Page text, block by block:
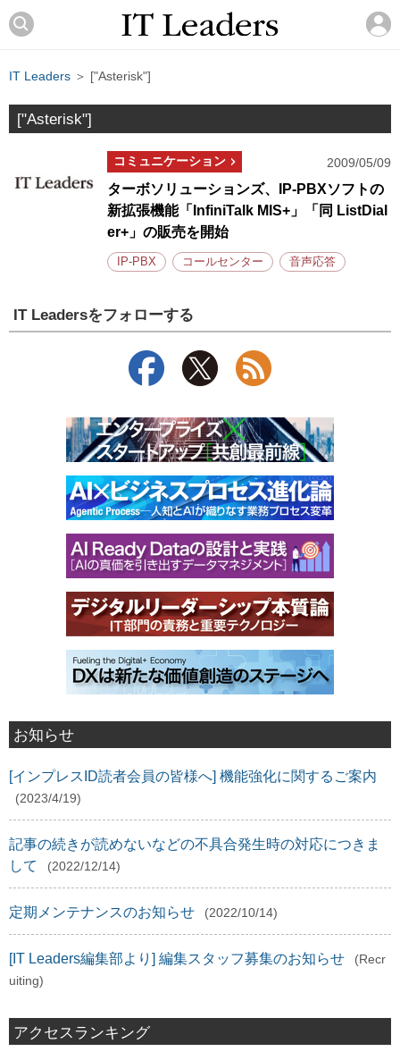
IT Leaders ＞ ["Asterisk"]
["Asterisk"]
コミュニケーション 2009/05/09
ターボソリューションズ、IP-PBXソフトの
新拡張機能「InfiniTalk MIS+」「同 ListDial
er+」の販売を開始
IP-PBX コールセンター 音声応答
IT Leadersをフォローする
お知らせ
[インプレスID読者会員の皆様へ] 機能強化に関するご案内
(2023/4/19)
記事の続きが読めないなどの不具合発生時の対応につきま
して
(2022/12/14)
定期メンテナンスのお知らせ (2022/10/14)
[IT Leaders編集部より] 編集スタッフ募集のお知らせ
(Recr
uiting)
アクセスランキング